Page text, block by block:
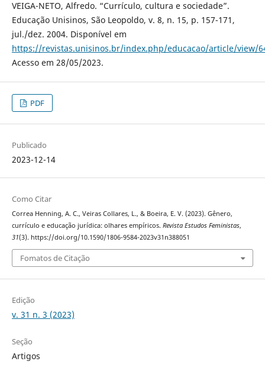
VEIGA-NETO, Alfredo. “Currículo, cultura e sociedade”.
Educação Unisinos, São Leopoldo, v. 8, n. 15, p. 157-171,
jul./dez. 2004. Disponível em
https://revistas.unisinos.br/index.php/educacao/article/view/
Acesso em 28/05/2023.
PDF
Publicado
2023-12-14
Como Citar
Correa Henning, A. C., Veiras Collares, L., & Boeira, E. V. (2023). Gênero,
currículo e educação jurídica: olhares empíricos. Revista Estudos Feministas,
31(3). https://doi.org/10.1590/1806-9584-2023v31n388051
Fomatos de Citação
Edição
v. 31 n. 3 (2023)
Seção
Artigos